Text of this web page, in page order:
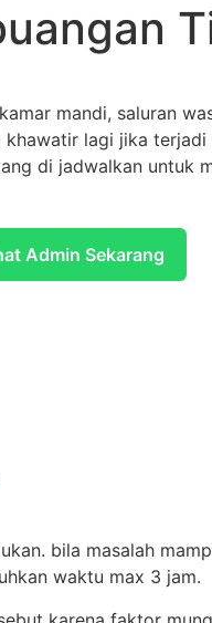
mandi, saluran
lagi jika
di jadwalkan untuk
Admin Sekarang
bila masalah
waktu max 3 jam.